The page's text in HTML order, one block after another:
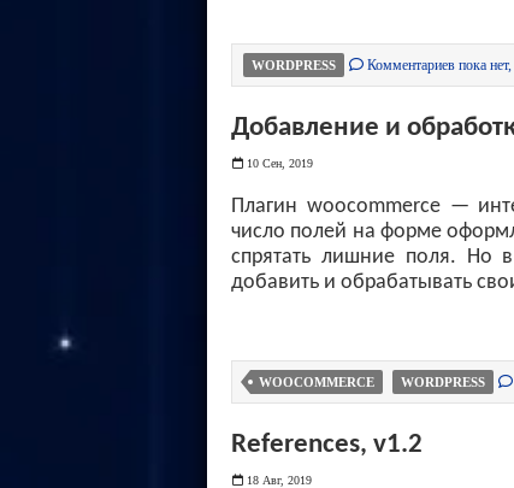
WORDPRESS Комментариев пока
Добавление и
10 Сен, 2019
Плагин woocommerce —
число полей на форме
спрятать лишние поля. Но
добавить и обрабатывать
WOOCOMMERCE WORDPRESS
References, v1.2
18 Авг, 2019